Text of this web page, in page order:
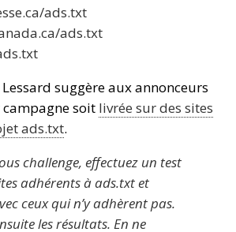
ads.txt
ads.txt
suggère aux annonceurs
campagne soit livrée sur des sites
ads.txt.
challenge, effectuez un test
adhérents à ads.txt et
ceux qui n’y adhèrent pas.
les résultats. En ne